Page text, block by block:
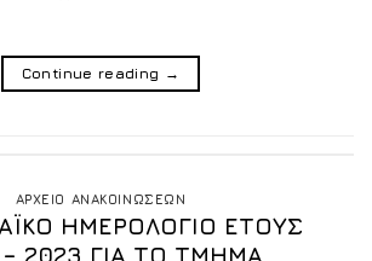
Continue reading →
ΑΡΧΕΙΟ ΑΝΑΚΟΙΝΩΣΕΩΝ
ΗΜΕΡΟΛΟΓΙΟ ΕΤΟΥΣ
– 2023 ΓΙΑ ΤΟ ΤΜΗΜΑ